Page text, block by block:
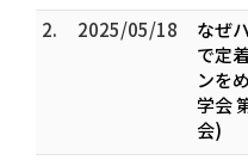
2.
2025/05/18
なぜ
で定
ンを
学会
会)